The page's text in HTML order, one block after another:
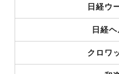
日経ウ
日経
クロワ